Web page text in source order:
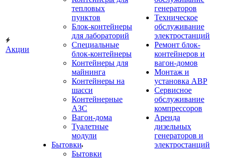
Акции
тепловых
пунктов
Блок-контейнеры
для лабораторий
Специальные
блок-контейнеры
Контейнеры для
майнинга
Контейнеры на
шасси
Контейнерные
АЗС
Вагон-дома
Туалетные
модули
Бытовки
Бытовки
генераторов
Техническое
обслуживание
электростанций
Ремонт блок-
контейнеров и
вагон-домов
Монтаж и
установка АВР
Сервисное
обслуживание
компрессоров
Аренда
дизельных
генераторов и
электростанций